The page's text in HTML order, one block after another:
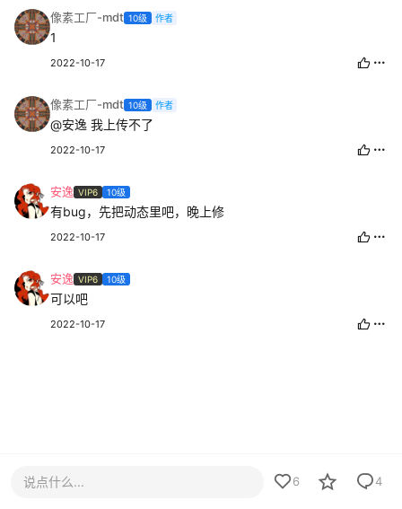
像素工厂-mdt 10级 作者
1
2022-10-17
像素工厂-mdt 10级 作者
@安逸 我上传不了
2022-10-17
安逸 VIP6 10级
有bug，先把动态里吧，晚上修
2022-10-17
安逸 VIP6 10级
可以吧
2022-10-17
说点什么... 6 4